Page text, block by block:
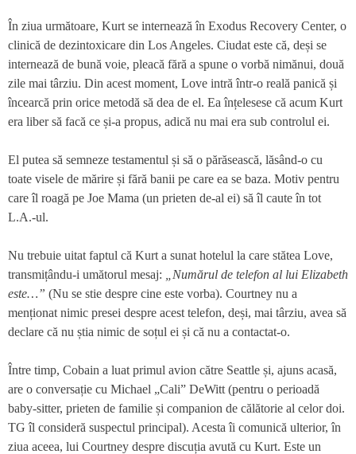
În ziua următoare, Kurt se internează în Exodus Recovery Center, o
clinică de dezintoxicare din Los Angeles. Ciudat este că, deși se
internează de bună voie, pleacă fără a spune o vorbă nimănui, două
zile mai târziu. Din acest moment, Love intră într-o reală panică și
încearcă prin orice metodă să dea de el. Ea înțelesese că acum Kurt
era liber să facă ce și-a propus, adică nu mai era sub controlul ei.
El putea să semneze testamentul și să o părăsească, lăsând-o cu
toate visele de mărire și fără banii pe care ea se baza. Motiv pentru
care îl roagă pe Joe Mama (un prieten de-al ei) să îl caute în tot
L.A.-ul.
Nu trebuie uitat faptul că Kurt a sunat hotelul la care stătea Love,
transmițându-i umătorul mesaj:
„Numărul de telefon al lui Elizabeth
este…” (Nu se stie despre cine este vorba). Courtney nu a
menționat nimic presei despre acest telefon, deși, mai târziu, avea să
declare că nu știa nimic de soțul ei și că nu a contactat-o.
Între timp, Cobain a luat primul avion către Seattle și, ajuns acasă,
are o conversație cu Michael „Cali” DeWitt (pentru o perioadă
baby-sitter, prieten de familie și companion de călătorie al celor doi.
TG îl consideră suspectul principal). Acesta îi comunică ulterior, în
ziua aceea, lui Courtney despre discuția avută cu Kurt. Este un